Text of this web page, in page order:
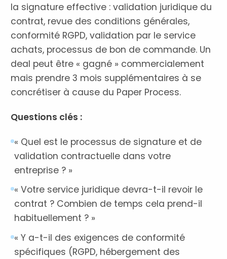
la signature effective : validation juridique du
contrat, revue des conditions générales,
conformité RGPD, validation par le service
achats, processus de bon de commande. Un
deal peut être « gagné » commercialement
mais prendre 3 mois supplémentaires à se
concrétiser à cause du Paper Process.
Questions clés :
« Quel est le processus de signature et de
validation contractuelle dans votre
entreprise ? »
« Votre service juridique devra-t-il revoir le
contrat ? Combien de temps cela prend-il
habituellement ? »
« Y a-t-il des exigences de conformité
spécifiques (RGPD, hébergement des